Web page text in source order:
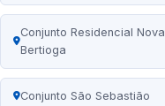
Conjunto Residencial Nova
Bertioga
Conjunto São Sebastião